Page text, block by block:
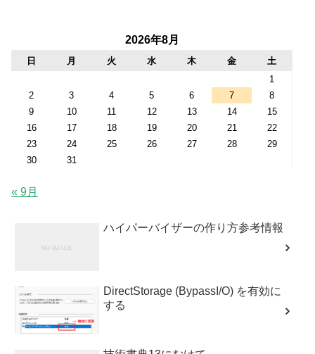
2026年8月
日 月 火 水 木 金
土
1
2
3 4 5 6 7
8
9
10 11 12 13 14
15
16
17 18 19 20 21
22
23
24 25 26 27 28
29
30
31
« 9月
ハイパーバイザーの作り方参考情報
DirectStorage (BypassI/O) を有効に
する